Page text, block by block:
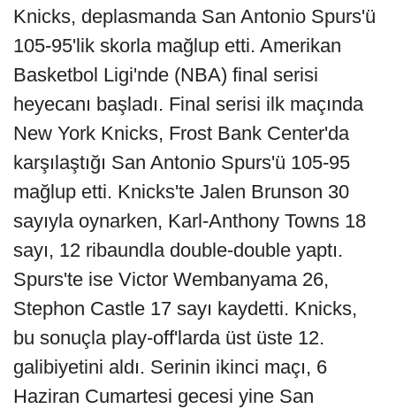
Knicks, deplasmanda San Antonio Spurs'ü
105-95'lik skorla mağlup etti. Amerikan
Basketbol Ligi'nde (NBA) final serisi
heyecanı başladı. Final serisi ilk maçında
New York Knicks, Frost Bank Center'da
karşılaştığı San Antonio Spurs'ü 105-95
mağlup etti. Knicks'te Jalen Brunson 30
sayıyla oynarken, Karl-Anthony Towns 18
sayı, 12 ribaundla double-double yaptı.
Spurs'te ise Victor Wembanyama 26,
Stephon Castle 17 sayı kaydetti. Knicks,
bu sonuçla play-off'larda üst üste 12.
galibiyetini aldı. Serinin ikinci maçı, 6
Haziran Cumartesi gecesi yine San